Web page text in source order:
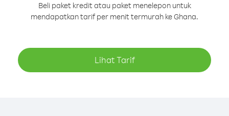
Beli paket kredit atau paket menelepon untuk
mendapatkan tarif per menit termurah ke Ghana.
Lihat Tarif